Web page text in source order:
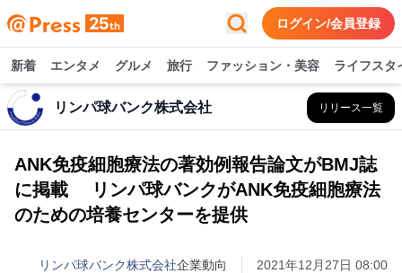
ログイン/会員登録
新着 エンタメ グルメ 旅行 ファッション・美容 ライフスタ
リンパ球バンク株式会社 リリース一覧
ANK免疫細胞療法の著効例報告論文がBMJ誌
に掲載 リンパ球バンクがANK免疫細胞療法
のための培養センターを提供
リンパ球バンク株式会社企業動向 2021年12月27日 08:00